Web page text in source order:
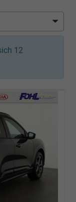
12